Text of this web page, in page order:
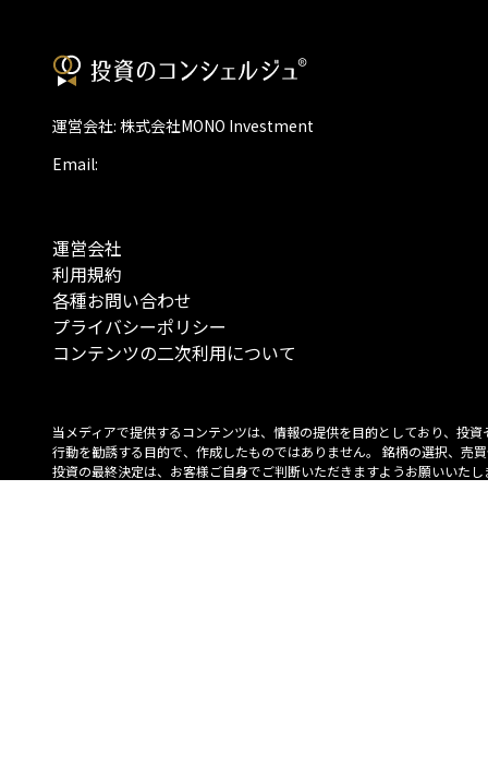
運営会社: 株式会社MONO Investment
Email:
運営会社
利用規約
各種お問い合わせ
プライバシーポリシー
コンテンツの二次利用について
当メディアで提供するコンテンツは、情報の提供を目的としており、投資
行動を勧誘する目的で、作成したものではありません。 銘柄の選択、売
投資の最終決定は、お客様ご自身でご判断いただきますようお願いいたし